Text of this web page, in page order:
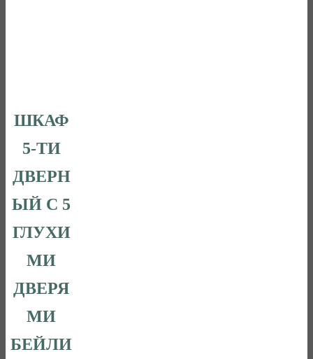
ШКАФ
5-ТИ
ДВЕРН
ЫЙ С 5
ГЛУХИ
МИ
ДВЕРЯ
МИ
БЕЙЛИ